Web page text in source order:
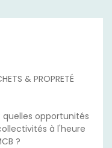
& PROPRETÉ
quelles opportunités
à l'heure
?